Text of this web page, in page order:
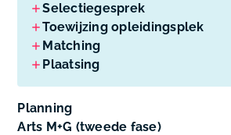
Selectiegesprek
Toewijzing opleidingsplek
Matching
Plaatsing
Planning
Arts M+G (tweede fase)